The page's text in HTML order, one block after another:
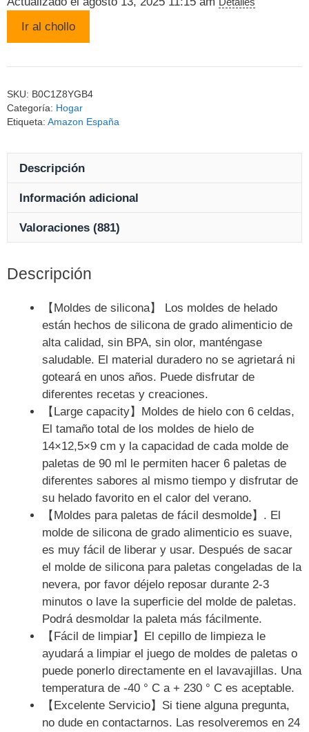
Ir al chollo
SKU: B0C1Z8YGB4
Categoría: Hogar
Etiqueta: Amazon España
Descripción
Información adicional
Valoraciones (881)
Descripción
【Moldes de silicona】 Los moldes de helado
están hechos de silicona de grado alimenticio de
alta calidad, sin BPA, sin olor, manténgase
saludable. El material duradero no se agrietará ni
goteará en unos años. Puede disfrutar de
diferentes recetas y creaciones.
【Large capacity】Moldes de hielo con 6 celdas,
El tamaño total de los moldes de hielo de
14×12,5×9 cm y la capacidad de cada molde de
paletas de 90 ml le permiten hacer 6 paletas de
diferentes sabores al mismo tiempo y disfrutar de
su helado favorito en el calor del verano.
【Moldes para paletas de fácil desmolde】. El
molde de silicona de grado alimenticio es suave,
es muy fácil de liberar y usar. Después de sacar
el molde de silicona para paletas congeladas de la
nevera, por favor déjelo reposar durante 2-3
minutos o lave la superficie del molde de paletas.
Podrá desmoldar la paleta más fácilmente.
【Fácil de limpiar】El cepillo de limpieza le
ayudará a limpiar el juego de moldes de paletas o
puede ponerlo directamente en el lavavajillas. Una
temperatura de -40 ° C a + 230 ° C es aceptable.
【Excelente Servicio】Si tiene alguna pregunta,
no dude en contactarnos. Las resolveremos en 24